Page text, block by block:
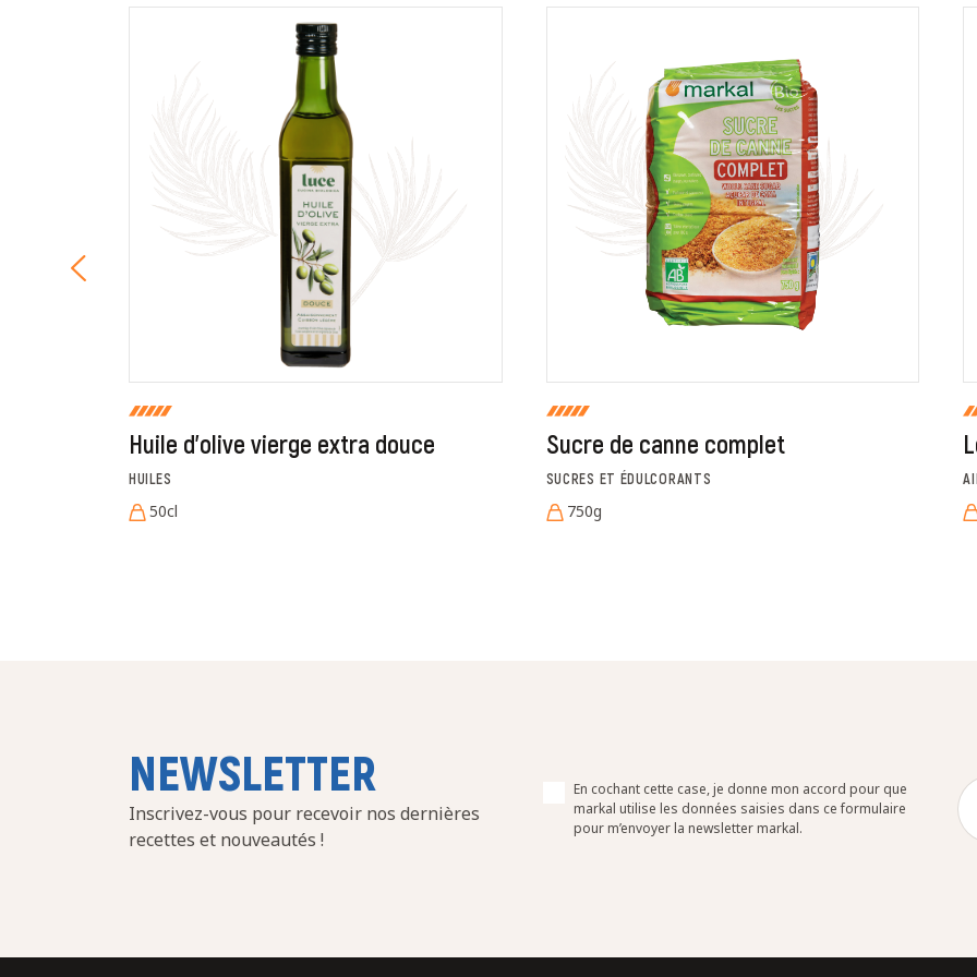
En cochant cette case, je donne mon accord pour que markal utilise les données saisies dans ce formulaire pour
commentaire de manière publique sur cette page. Pour plus d'informations sur le traitement de ces données,
Fermer Envoyer
Huile d'olive vierge extra douce
HUILES
50cl
Sucre de canne complet
SUCRES ET ÉDULCORANTS
750g
NEWSLETTER
Inscrivez-vous pour recevoir nos dernières
recettes et nouveautés !
En cochant cette case, je donne mon accord pour que
markal utilise les données saisies dans ce formulaire
pour m’envoyer la newsletter markal.